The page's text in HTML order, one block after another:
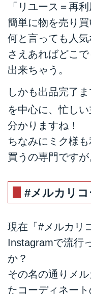
「リユース＝再
簡単に物を売り買
何と言っても人
さえあればどこ
出来ちゃう。
しかも出品完了
を中心に、忙し
分かりますね！
ちなみにミク様
買うの専門です
#メルカリ
現在「#メルカリ
Instagramで流行
か？
その名の通りメ
たコーディネー